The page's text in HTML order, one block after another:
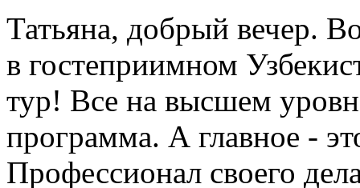
Татьяна, добрый вечер.
в гостеприимном
тур! Все на высшем
программа. А главное -
Профессионал своего